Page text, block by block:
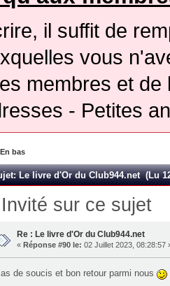
il suffit de
vous
membres et
- Petites
En bas
Le livre d'Or du Club944.net (Lu
sur ce sujet
Re : Le livre d'Or du Club944.net
« Réponse #90 le: 02 Juillet 2023, 08:28:57
de soucis et bon retour parmi nous